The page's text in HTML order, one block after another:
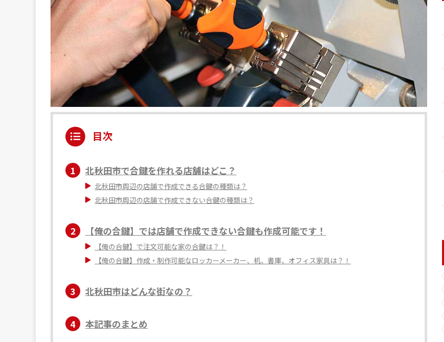
目次
1 北秋田市で合鍵を作れる店舗はどこ？
北秋田市周辺の店舗で作成できる合鍵の種類は？
北秋田市周辺の店舗で作成できない合鍵の種類は？
2 【俺の合鍵】では店舗で作成できない合鍵も作成可能です！
【俺の合鍵】で注文可能な家の合鍵は？！
【俺の合鍵】作成・制作可能なロッカーメーカー、机、書庫、オフィス家具は？！
3 北秋田市はどんな街なの？
4 本記事のまとめ